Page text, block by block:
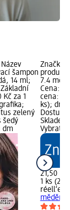
šampon
14 ml;
Kč za 1
zelený
šedý
dm
Značka:
7.4
Cena:
cena: 1
ks); dm
Vybrat
21,50 Kč
1 ks
réell‘e
měděná